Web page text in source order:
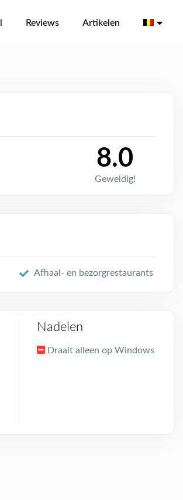
Reviews Artikelen
8.0
Geweldig!
Afhaal- en bezorgrestaurants
Nadelen
Draait alleen op Windows